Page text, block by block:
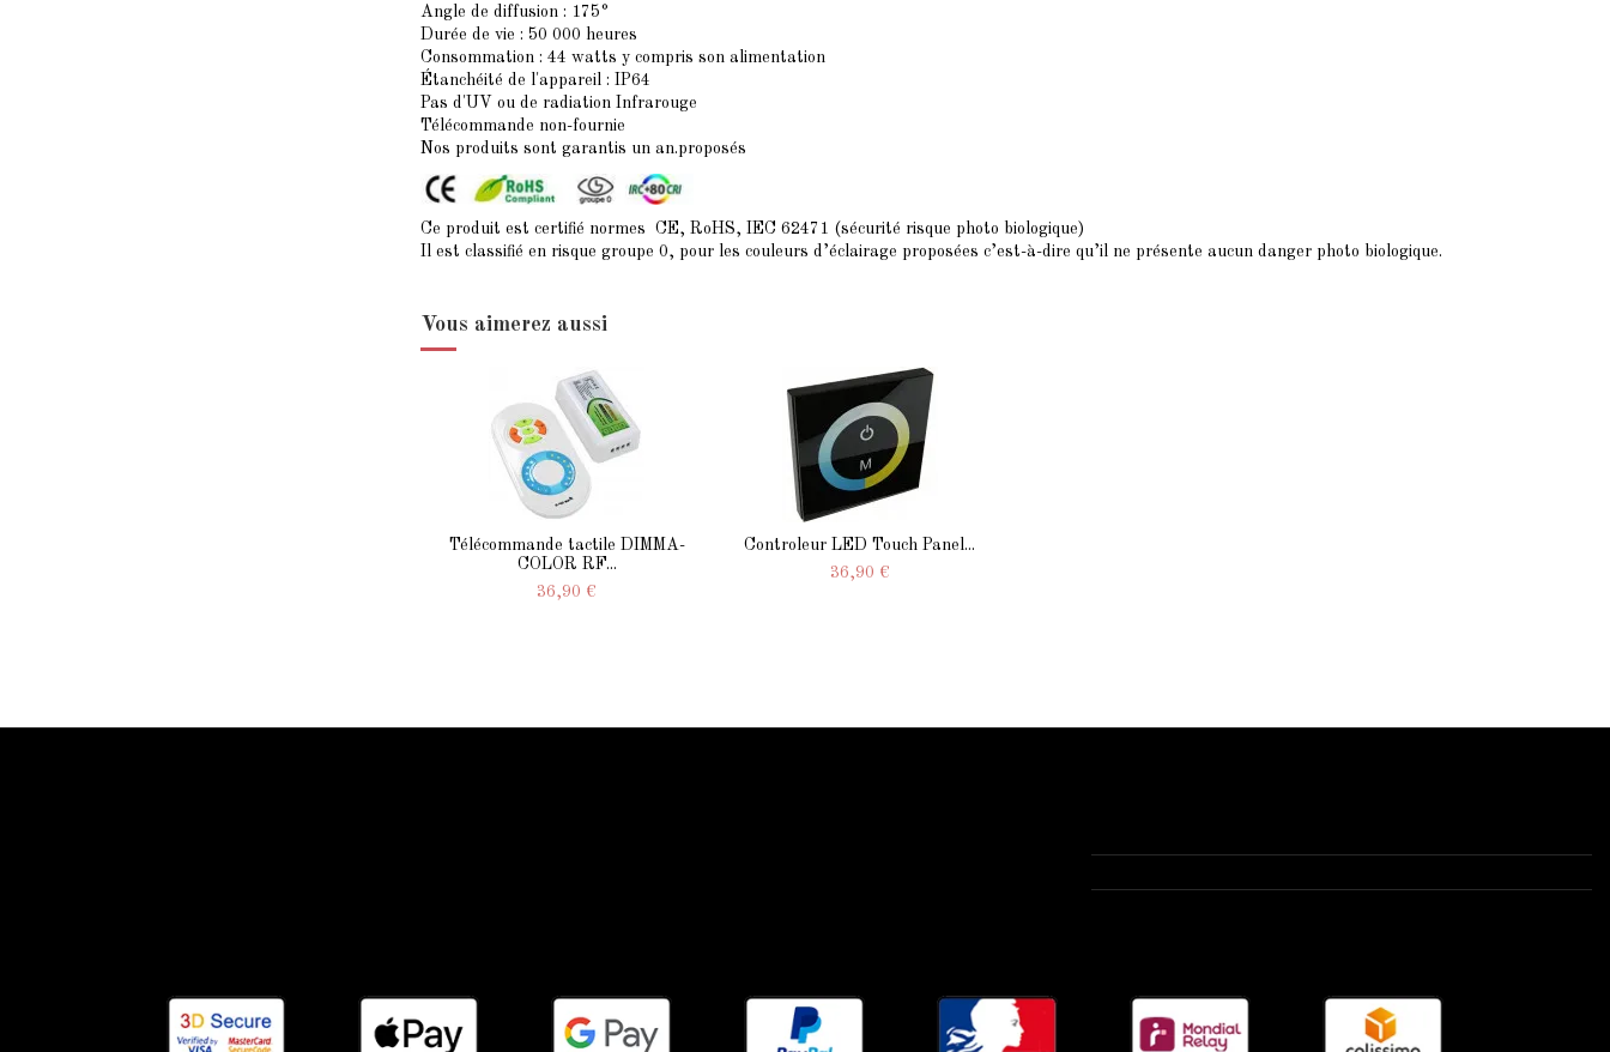
Angle de diffusion : 175°
Durée de vie : 50 000 heures
Consommation : 44 watts y compris son alimentation
Étanchéité de l'appareil : IP64
Pas d'UV ou de radiation Infrarouge
Télécommande non-fournie
Nos produits sont garantis un an.proposés
Ce produit est certifié normes CE, RoHS, IEC 62471 (sécurité risque photo biologique)
Il est classifié en risque groupe 0, pour les couleurs d’éclairage proposées c’est-à-dire qu’il ne présente aucun danger photo biologique.
Vous aimerez aussi
Télécommande tactile DIMMA-
COLOR RF...
36,90 €
Controleur LED Touch Panel...
36,90 €